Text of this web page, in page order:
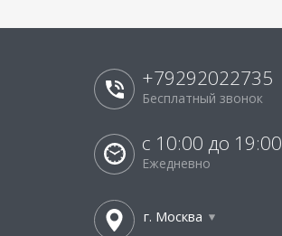
+79292022735
Бесплатный звонок
с 10:00 до 19:00
Ежедневно
г. Москва